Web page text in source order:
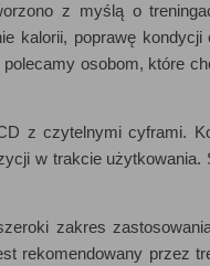
z myślą o
kalorii, poprawę
osobom, które
z czytelnymi cyframi.
w trakcie
zakres
rekomendowany przez